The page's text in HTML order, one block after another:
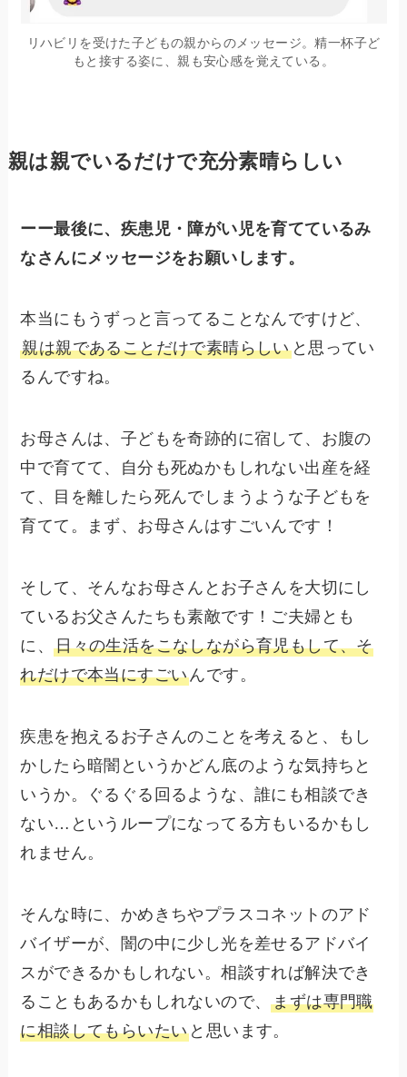
リハビリを受けた子どもの親からのメッセージ。精一杯子ど
もと接する姿に、親も安心感を覚えている。
親は親でいるだけで充分素晴らしい
ーー最後に、疾患児・障がい児を育てているみ
なさんにメッセージをお願いします。
本当にもうずっと言ってることなんですけど、
親は親であることだけで素晴らしいと思ってい
るんですね。
お母さんは、子どもを奇跡的に宿して、お腹の
中で育てて、自分も死ぬかもしれない出産を経
て、目を離したら死んでしまうような子どもを
育てて。まず、お母さんはすごいんです！
そして、そんなお母さんとお子さんを大切にし
ているお父さんたちも素敵です！ご夫婦とも
に、日々の生活をこなしながら育児もして、そ
れだけで本当にすごいんです。
疾患を抱えるお子さんのことを考えると、もし
かしたら暗闇というかどん底のような気持ちと
いうか。ぐるぐる回るような、誰にも相談でき
ない…というループになってる方もいるかもし
れません。
そんな時に、かめきちやプラスコネットのアド
バイザーが、闇の中に少し光を差せるアドバイ
スができるかもしれない。相談すれば解決でき
ることもあるかもしれないので、まずは専門職
に相談してもらいたい と思います。